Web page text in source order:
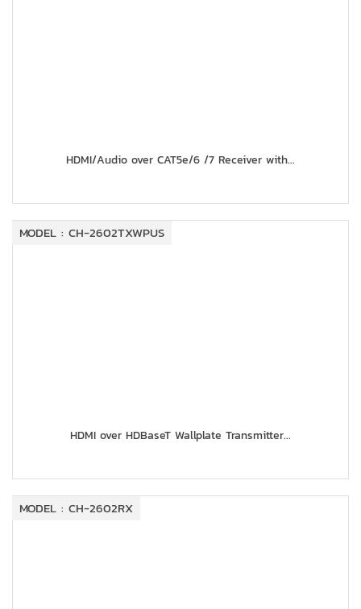
HDMI/Audio over CAT5e/6 /7 Receiver with...
MODEL : CH-2602TXWPUS
HDMI over HDBaseT Wallplate Transmitter...
MODEL : CH-2602RX